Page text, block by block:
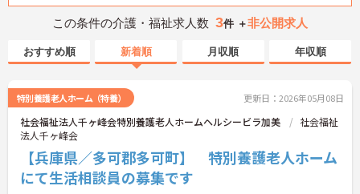
この条件の介護・福祉求人数 3件 ＋非公開求人
おすすめ順 新着順 月収順 年収順
特別養護老人ホーム（特養） 更新日：2026年05月08日
社会福祉法人千ヶ峰会特別養護老人ホームヘルシービラ加美
社会福祉
法人千ヶ峰会
【兵庫県／多可郡多可町】 特別養護老人ホーム
にて生活相談員の募集です